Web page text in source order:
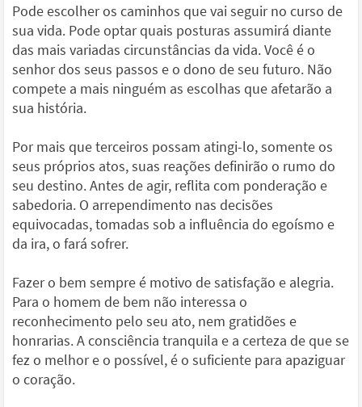
Pode escolher os caminhos que vai seguir no curso de
sua vida. Pode optar quais posturas assumirá diante
das mais variadas circunstâncias da vida. Você é o
senhor dos seus passos e o dono de seu futuro. Não
compete a mais ninguém as escolhas que afetarão a
sua história.
Por mais que terceiros possam atingi-lo, somente os
seus próprios atos, suas reações definirão o rumo do
seu destino. Antes de agir, reflita com ponderação e
sabedoria. O arrependimento nas decisões
equivocadas, tomadas sob a influência do egoísmo e
da ira, o fará sofrer.
Fazer o bem sempre é motivo de satisfação e alegria.
Para o homem de bem não interessa o
reconhecimento pelo seu ato, nem gratidões e
honrarias. A consciência tranquila e a certeza de que se
fez o melhor e o possível, é o suficiente para apaziguar
o coração.